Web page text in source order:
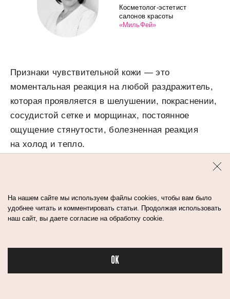
Косметолог-эстетист
салонов красоты
«МильФей»
Признаки чувствительной кожи — это
моментальная реакция на любой раздражитель,
которая проявляется в шелушении, покраснении,
сосудистой сетке и морщинах, постоянное
ощущение стянутости, болезненная реакция
на холод и тепло.
в формулах, поэтому средства для такого типа
кожи должны быть сбалансированными
На нашем сайте мы используем файлы cookies, чтобы вам было
удобнее читать и комментировать статьи. Продолжая использовать
наш сайт, вы даете согласие на обработку cookie.
OK